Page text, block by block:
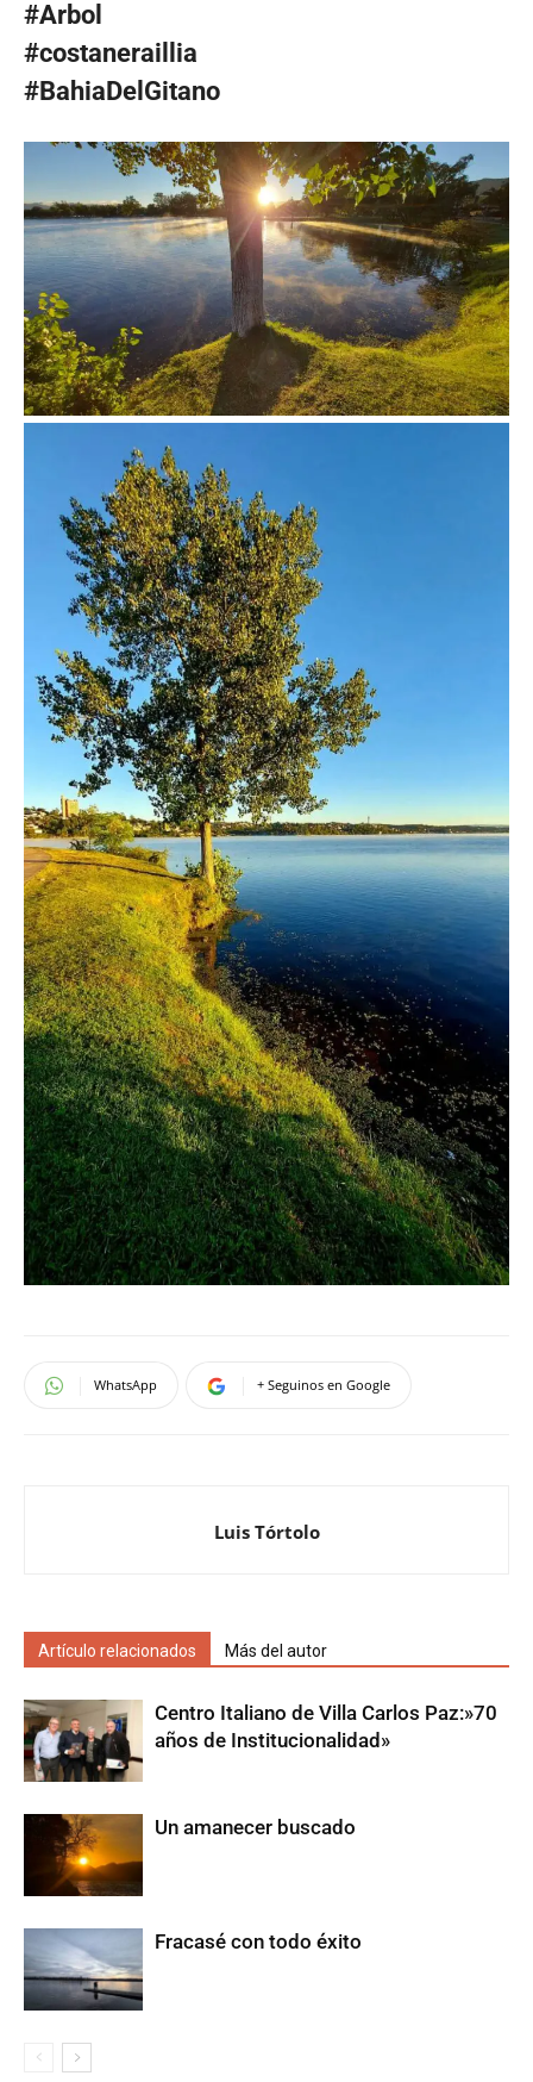
#Arbol
#costaneraillia
#BahiaDelGitano
WhatsApp + Seguinos en Google
Luis Tórtolo
Artículo relacionados Más del autor
Centro Italiano de Villa Carlos Paz:»70
años de Institucionalidad»
Un amanecer buscado
Fracasé con todo éxito